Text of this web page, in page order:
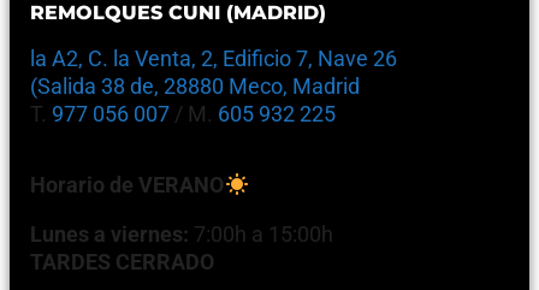
REMOLQUES CUNI (MADRID)
la A2, C. la Venta, 2, Edificio 7, Nave 26
(Salida 38 de, 28880 Meco, Madrid
T. 977 056 007 / M. 605 932 225
Horario de VERANO
Lunes a viernes: 7:00h a 15:00h
TARDES CERRADO